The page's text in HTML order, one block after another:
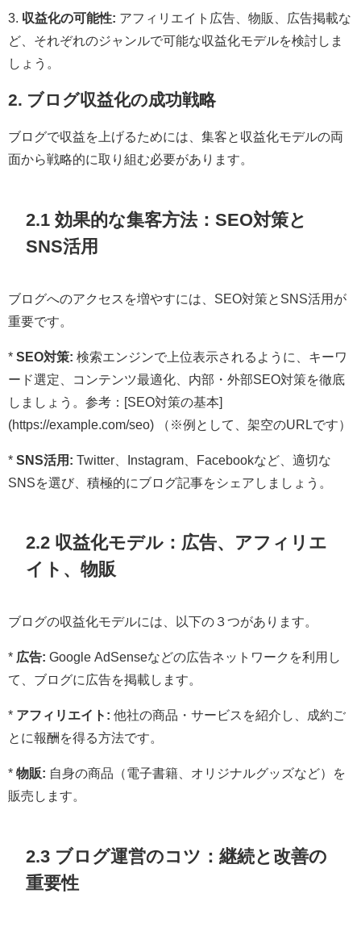
3. 収益化の可能性: アフィリエイト広告、物販、広告掲載な
ど、それぞれのジャンルで可能な収益化モデルを検討しま
しょう。
2. ブログ収益化の成功戦略
ブログで収益を上げるためには、集客と収益化モデルの両
面から戦略的に取り組む必要があります。
2.1 効果的な集客方法：SEO対策と
SNS活用
ブログへのアクセスを増やすには、SEO対策とSNS活用が
重要です。
* SEO対策: 検索エンジンで上位表示されるように、キーワ
ード選定、コンテンツ最適化、内部・外部SEO対策を徹底
しましょう。参考：[SEO対策の基本]
(https://example.com/seo) （※例として、架空のURLです）
* SNS活用: Twitter、Instagram、Facebookなど、適切な
SNSを選び、積極的にブログ記事をシェアしましょう。
2.2 収益化モデル：広告、アフィリエ
イト、物販
ブログの収益化モデルには、以下の３つがあります。
* 広告: Google AdSenseなどの広告ネットワークを利用し
て、ブログに広告を掲載します。
* アフィリエイト: 他社の商品・サービスを紹介し、成約ご
とに報酬を得る方法です。
* 物販: 自身の商品（電子書籍、オリジナルグッズなど）を
販売します。
2.3 ブログ運営のコツ：継続と改善の
重要性